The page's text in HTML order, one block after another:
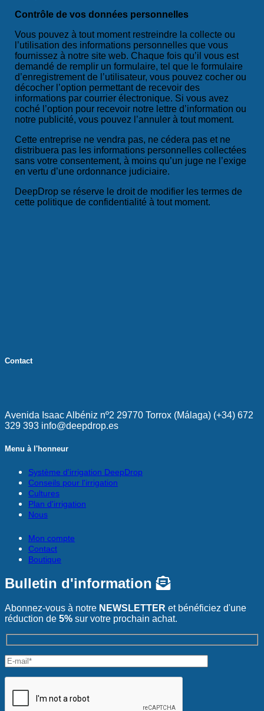
Contrôle de vos données personnelles
Vous pouvez à tout moment restreindre la collecte ou
l’utilisation des informations personnelles que vous
fournissez à notre site web. Chaque fois qu’il vous est
demandé de remplir un formulaire, tel que le formulaire
d’enregistrement de l’utilisateur, vous pouvez cocher ou
décocher l’option permettant de recevoir des
informations par courrier électronique. Si vous avez
coché l’option pour recevoir notre lettre d’information ou
notre publicité, vous pouvez l’annuler à tout moment.
Cette entreprise ne vendra pas, ne cédera pas et ne
distribuera pas les informations personnelles collectées
sans votre consentement, à moins qu’un juge ne l’exige
en vertu d’une ordonnance judiciaire.
DeepDrop se réserve le droit de modifier les termes de
cette politique de confidentialité à tout moment.
Contact
Avenida Isaac Albéniz nº2 29770 Torrox (Málaga) (+34) 672
329 393 info@deepdrop.es
Menu à l'honneur
Système d'irrigation DeepDrop
Conseils pour l'irrigation
Cultures
Plan d'irrigation
Nous
Mon compte
Contact
Boutique
Bulletin d'information
Abonnez-vous à notre NEWSLETTER et bénéficiez d'une
réduction de 5% sur votre prochain achat.